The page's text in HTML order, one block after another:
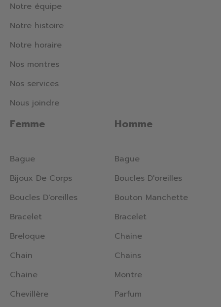
Femme
Bague
Bijoux De Corps
Boucles D'oreilles
Bracelet
Breloque
Chain
Chaine
Chevillère
Homme
Bague
Boucles D'oreilles
Bouton Manchette
Bracelet
Chaine
Chains
Montre
Parfum
Notre équipe
Notre histoire
Notre horaire
Nos montres
Nos services
Nous joindre